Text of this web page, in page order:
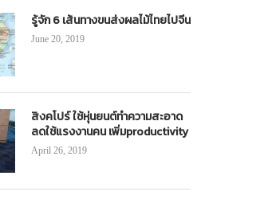
รู้จัก 6 เส้นทางขนส่งผลไม้ไทยไปจีน
June 20, 2019
สิงคโปร์ ใช้หุ่นยนต์ทำความสะอาด
ลดใช้แรงงานคน เพิ่มproductivity
April 26, 2019